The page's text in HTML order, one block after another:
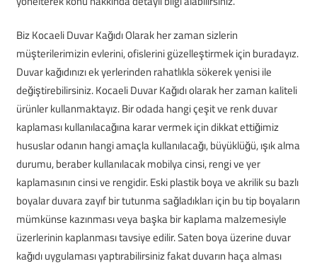
Biz Kocaeli Duvar Kağıdı Olarak her zaman sizlerin
müşterilerimizin evlerini, ofislerini güzelleştirmek için buradayız.
Duvar kağıdınızı ek yerlerinden rahatlıkla sökerek yenisi ile
değiştirebilirsiniz. Kocaeli Duvar Kağıdı olarak her zaman kaliteli
ürünler kullanmaktayız. Bir odada hangi çeşit ve renk duvar
kaplaması kullanılacağına karar vermek için dikkat ettiğimiz
hususlar odanın hangi amaçla kullanılacağı, büyüklüğü, ışık alma
durumu, beraber kullanılacak mobilya cinsi, rengi ve yer
kaplamasının cinsi ve rengidir. Eski plastik boya ve akrilik su bazlı
boyalar duvara zayıf bir tutunma sağladıkları için bu tip boyaların
mümkünse kazınması veya başka bir kaplama malzemesiyle
üzerlerinin kaplanması tavsiye edilir. Saten boya üzerine duvar
kağıdı uygulaması yaptırabilirsiniz fakat duvarın haça alması